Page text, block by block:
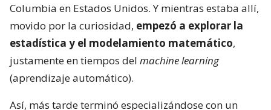
Columbia en Estados Unidos. Y mientras estaba allí,
movido por la curiosidad, empezó a explorar la
estadística y el modelamiento matemático,
justamente en tiempos del machine learning
(aprendizaje automático).
Así, más tarde terminó especializándose con un